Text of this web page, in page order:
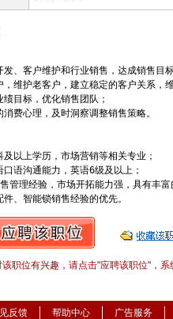
、客户维护和行业销售，达成销售目标
维护老客户，建立稳定的客户关系，
目标，优化销售团队；
费心理，及时洞察调整销售策略。
以上学历，市场营销等相关专业；
语沟通能力，英语6级及以上；
管理经验，市场开拓能力强，具有丰富
职位有兴趣，请点击"应聘该职位"，
反馈 帮助中心 广告服务